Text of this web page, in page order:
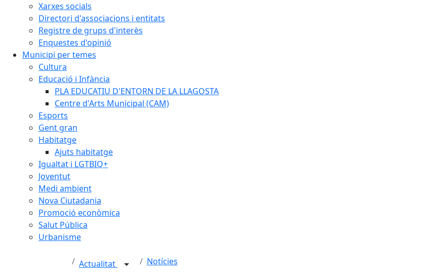
Xarxes socials
Directori d'associacions i entitats
Registre de grups d'interès
Enquestes d'opinió
Municipi per temes
Cultura
Educació i Infància
PLA EDUCATIU D'ENTORN DE LA LLAGOSTA
Centre d'Arts Municipal (CAM)
Esports
Gent gran
Habitatge
Ajuts habitatge
Igualtat i LGTBIQ+
Joventut
Medi ambient
Nova Ciutadania
Promoció econòmica
Salut Pública
Urbanisme
Actualitat Notícies